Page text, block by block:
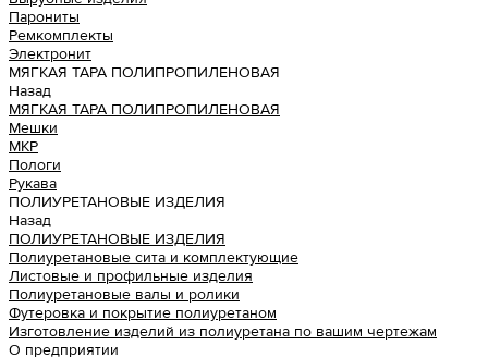
Парониты
Ремкомплекты
Электронит
МЯГКАЯ ТАРА ПОЛИПРОПИЛЕНОВАЯ
Назад
МЯГКАЯ ТАРА ПОЛИПРОПИЛЕНОВАЯ
Мешки
МКР
Пологи
Рукава
ПОЛИУРЕТАНОВЫЕ ИЗДЕЛИЯ
Назад
ПОЛИУРЕТАНОВЫЕ ИЗДЕЛИЯ
Полиуретановые сита и комплектующие
Листовые и профильные изделия
Полиуретановые валы и ролики
Футеровка и покрытие полиуретаном
Изготовление изделий из полиуретана по вашим чертежам
О предприятии